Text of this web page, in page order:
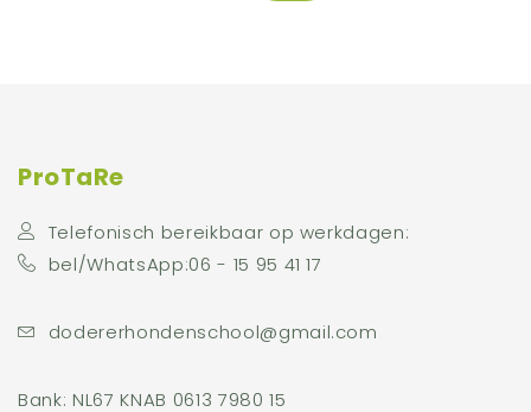
ProTaRe
Telefonisch bereikbaar op werkdagen:
bel/WhatsApp:06 - 15 95 41 17
dodererhondenschool@gmail.com
Bank: NL67 KNAB 0613 7980 15